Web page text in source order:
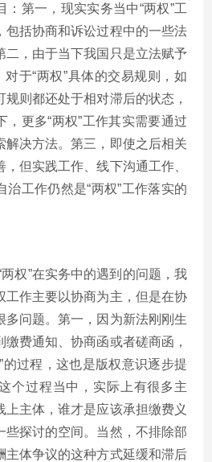
：第一，现实实务当中“两权”工
包括协商和诉讼过程中的一些法
二，由于当下我国只是立法赋予
对于“两权”具体的交易规则，如
则都还处于相对滞后的状态，
，更多“两权”工作其实需要通过
解决方法。第三，即使之后相关
但实践工作、线下沟通工作、
治工作仍然是“两权”工作落实的
权”在实务中的遇到的问题，我
工作主要以协商为主，但是在协
多问题。第一，因为新法刚刚生
费通知、协商函或者磋商函，
的过程，这也是版权意识逐步提
个过程当中，实际上有很多主
上主体，谁才是应该承担缴费义
些探讨的空间。当然，不排除部
主体争议的这种方式延缓和滞后